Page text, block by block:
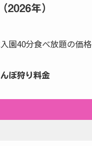
2026年）
園40分食べ放題の価
ぼ狩り料金